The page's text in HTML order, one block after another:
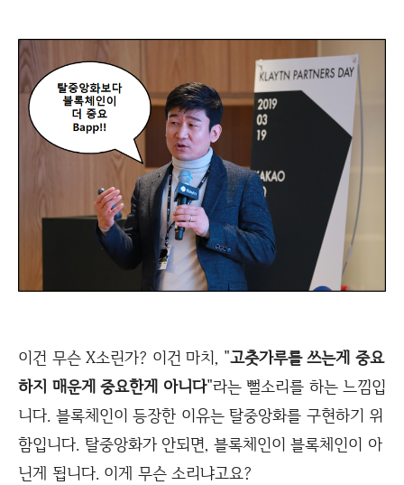
이건 무슨 X소린가? 이건 마치, "고춧가루를 쓰는게 중요
하지 매운게 중요한게 아니다"라는 뻘소리를 하는 느낌입
니다. 블록체인이 등장한 이유는 탈중앙화를 구현하기 위
함입니다. 탈중앙화가 안되면, 블록체인이 블록체인이 아
닌게 됩니다. 이게 무슨 소리냐고요?